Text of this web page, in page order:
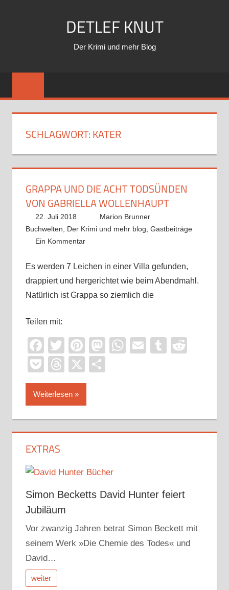
DETLEF KNUT
Der Krimi und mehr Blog
SCHLAGWORT:KATER
GRAPPA UND DIE ACHT TODSÜNDEN
VON GABRIELLA WOLLENHAUPT
22. Juli 2018
Marion Brunner
Buchwelten, Der Krimi und mehr blog, Gastbeiträge
Ein Kommentar
Es werden 7 Leichen in einer Villa gefunden,
drappiert und hergerichtet wie beim Abendmahl.
Natürlich ist Grappa so ziemlich die
Teilen mit:
Facebook
TwitterPinterest
Mastodon
WhatsApp
EmailTumblr
PocketThreads
X
Weiterlesen
EXTRAS
Simon Becketts David Hunter feiert
Jubiläum
Vor zwanzig Jahren betrat Simon Beckett mit
seinem Werk »Die Chemie des Todes« und
David…
weiter